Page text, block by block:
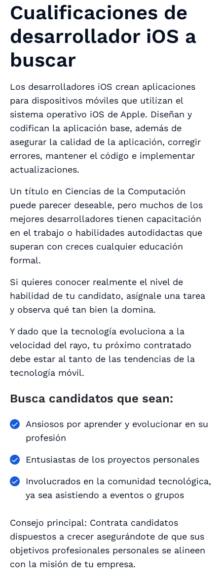
Cualificaciones de
desarrollador iOS a
buscar
Los desarrolladores iOS crean aplicaciones
para dispositivos móviles que utilizan el
sistema operativo iOS de Apple. Diseñan y
codifican la aplicación base, además de
asegurar la calidad de la aplicación, corregir
errores, mantener el código e implementar
actualizaciones.
Un título en Ciencias de la Computación
puede parecer deseable, pero muchos de los
mejores desarrolladores tienen capacitación
en el trabajo o habilidades autodidactas que
superan con creces cualquier educación
formal.
Si quieres conocer realmente el nivel de
habilidad de tu candidato, asígnale una tarea
y observa qué tan bien la domina.
Y dado que la tecnología evoluciona a la
velocidad del rayo, tu próximo contratado
debe estar al tanto de las tendencias de la
tecnología móvil.
Busca candidatos que sean:
Ansiosos por aprender y evolucionar en su
profesión
Entusiastas de los proyectos personales
Involucrados en la comunidad tecnológica,
ya sea asistiendo a eventos o grupos
Consejo principal: Contrata candidatos
dispuestos a crecer asegurándote de que sus
objetivos profesionales personales se alineen
con la misión de tu empresa.